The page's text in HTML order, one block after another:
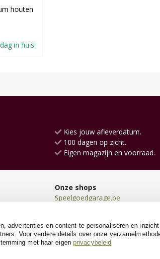
houten
in huis!
Kies jouw afleverdatum.
100 dagen op zicht.
Eigen magazijn en voorraad.
Onze shops
Speelgoedgarage.be
Loopfiets.be
Loopauto.be
advertenties en content te personaliseren en
Voor verdere details over onze
met haar eigen privacybeleid